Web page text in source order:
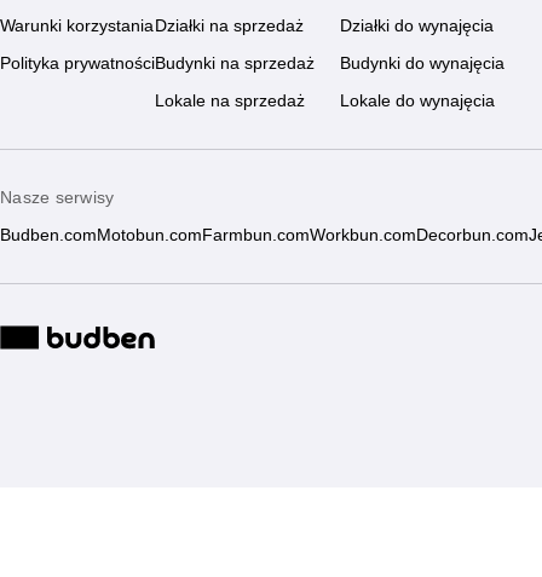
Warunki korzystania
Polityka prywatności
Działki na sprzedaż
Budynki na sprzedaż
Lokale na sprzedaż
Działki do wynajęcia
Budynki do wynajęcia
Lokale do wynajęcia
Nasze serwisy
Budben.com Motobun.com Farmbun.comWorkbun.com Decorbun.com